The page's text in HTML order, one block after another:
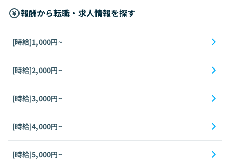
報酬から転職・求人情報を探す
[時給]1,000円~
[時給]2,000円~
[時給]3,000円~
[時給]4,000円~
[時給]5,000円~